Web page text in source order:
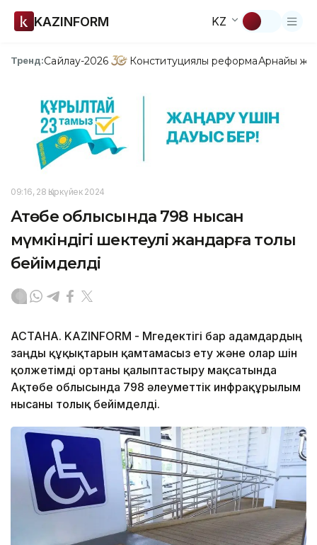
KAZINFORM KZ
Тренд:Сайлау-2026 Конституциялық реформаАрнайы
09:16, 28 Қыркүйек 2024
Ақтөбе облысында 798 нысан
мүмкіндігі шектеулі жандарға толық
бейімделді
АСТАНА. KAZINFORM - Мүгедектігі бар адамдардың
заңды құқықтарын қамтамасыз ету және олар үшін
қолжетімді ортаны қалыптастыру мақсатында
Ақтөбе облысында 798 әлеуметтік инфрақұрылым
нысаны толық бейімделді.